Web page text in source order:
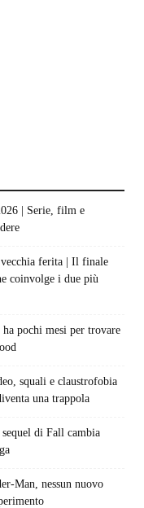
| Serie, film e
ferita | Il finale
coinvolge i due più
pochi mesi per trovare
squali e claustrofobia
una trappola
di Fall cambia
Man, nessun nuovo